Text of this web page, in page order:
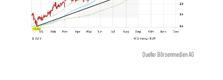
Quelle: Börsenmedien AG